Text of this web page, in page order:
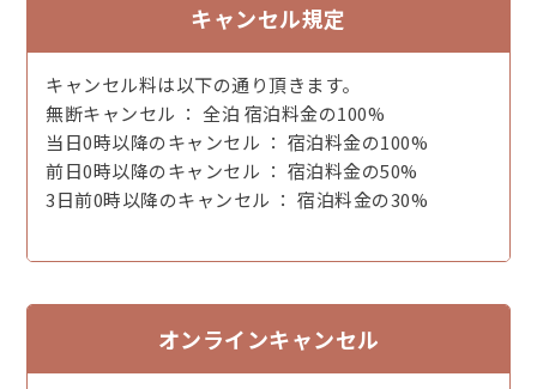
の蟹刺し】を作り出し、
1960年には焼きガニやカニみそスープなども取り入れた
【かにフルコース】の提供を開始。
以来60有余年伝統の味を提供しています。
◆ 別注料理 ◆（税込）※3日前までにお申しつけ下さいま
せ。
・かに天ぷら（北洋産1肩） 8,100円
・せこがに甲羅盛（12/31まで） 4,500円
【ご入浴につきまして】
キャンセル規定
キャンセル料は以下の通り頂きます。
無断キャンセル ： 全泊 宿泊料金の100%
当日0時以降のキャンセル ： 宿泊料金の100%
前日0時以降のキャンセル ： 宿泊料金の50%
3日前0時以降のキャンセル ： 宿泊料金の30%
オンラインキャンセル